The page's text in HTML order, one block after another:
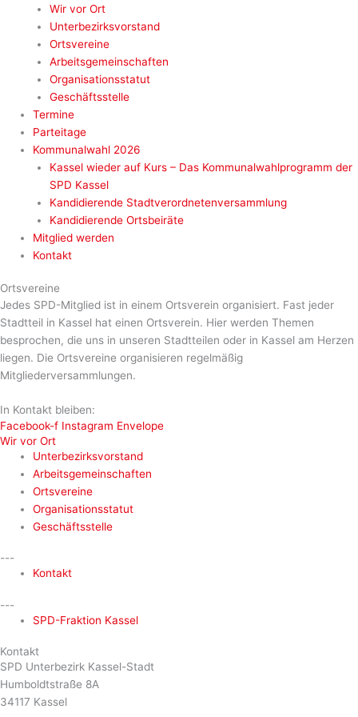
Wir vor Ort
Unterbezirksvorstand
Ortsvereine
Arbeitsgemeinschaften
Organisationsstatut
Geschäftsstelle
Termine
Parteitage
Kommunalwahl 2026
Kassel wieder auf Kurs – Das Kommunalwahlprogramm der
SPD Kassel
Kandidierende Stadtverordnetenversammlung
Kandidierende Ortsbeiräte
Mitglied werden
Kontakt
Ortsvereine
Jedes SPD-Mitglied ist in einem Ortsverein organisiert. Fast jeder
Stadtteil in Kassel hat einen Ortsverein. Hier werden Themen
besprochen, die uns in unseren Stadtteilen oder in Kassel am Herzen
liegen. Die Ortsvereine organisieren regelmäßig
Mitgliederversammlungen.
In Kontakt bleiben:
Facebook-f Instagram Envelope
Wir vor Ort
Unterbezirksvorstand
Arbeitsgemeinschaften
Ortsvereine
Organisationsstatut
Geschäftsstelle
---
Kontakt
---
SPD-Fraktion Kassel
Kontakt
SPD Unterbezirk Kassel-Stadt
Humboldtstraße 8A
34117 Kassel